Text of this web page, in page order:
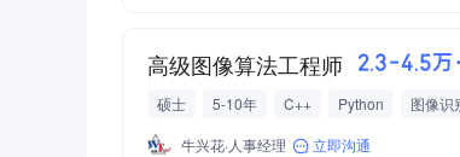
高级图像算法工程师 2.3-4.5万
硕士 5-10年 C++ Python 图像识
牛兴花·人事经理
立即沟通